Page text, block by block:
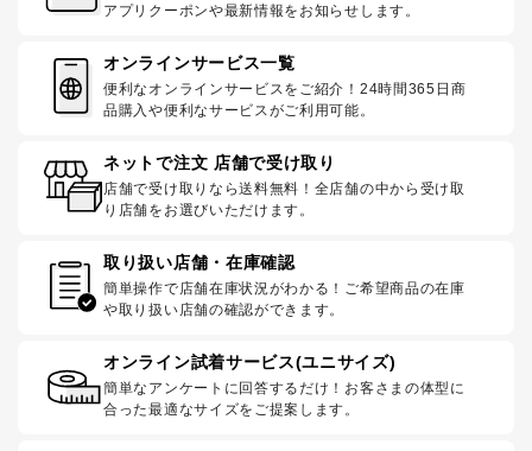
アプリクーポンや最新情報をお知らせします。
オンラインサービス一覧
便利なオンラインサービスをご紹介！24時間365日商
品購入や便利なサービスがご利用可能。
ネットで注文 店舗で受け取り
店舗で受け取りなら送料無料！全店舗の中から受け取
り店舗をお選びいただけます。
取り扱い店舗・在庫確認
簡単操作で店舗在庫状況がわかる！ご希望商品の在庫
や取り扱い店舗の確認ができます。
オンライン試着サービス(ユニサイズ)
簡単なアンケートに回答するだけ！お客さまの体型に
合った最適なサイズをご提案します。